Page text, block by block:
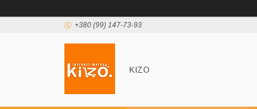
+380 (99) 147-73-93
KIZO